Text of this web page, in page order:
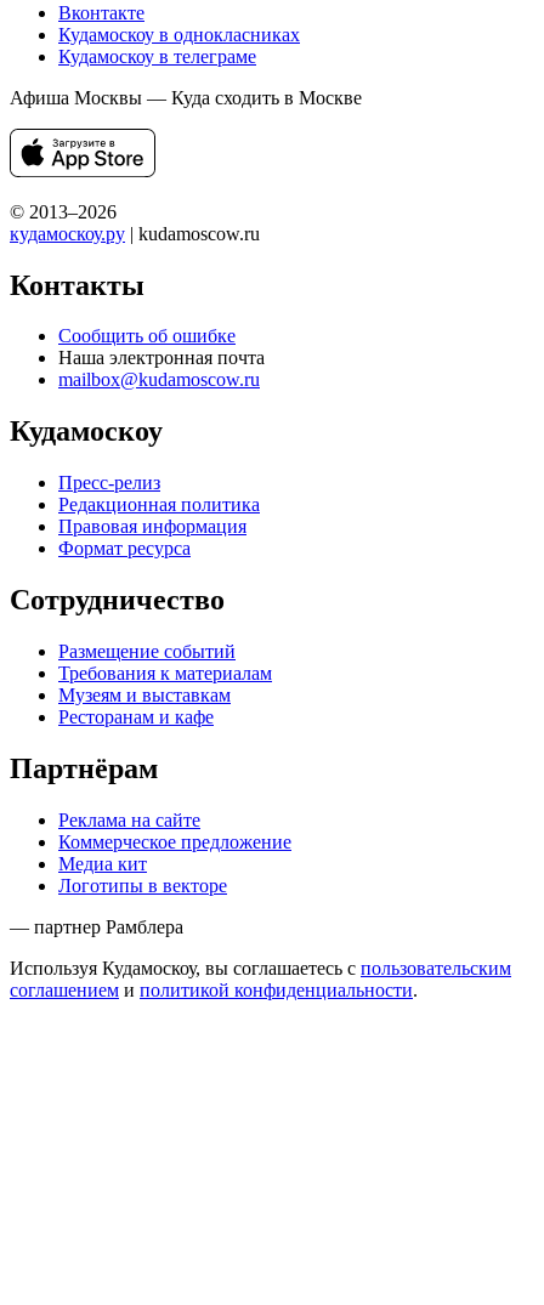
Вконтакте
Кудамоскоу в однокласниках
Кудамоскоу в телеграме
Афиша Москвы — Куда сходить в Москве
© 2013–2026
кудамоскоу.ру | kudamoscow.ru
Контакты
Сообщить об ошибке
Наша электронная почта
mailbox@kudamoscow.ru
Кудамоскоу
Пресс-релиз
Редакционная политика
Правовая информация
Формат ресурса
Сотрудничество
Размещение событий
Требования к материалам
Музеям и выставкам
Ресторанам и кафе
Партнёрам
Реклама на сайте
Коммерческое предложение
Медиа кит
Логотипы в векторе
— партнер Рамблера
Используя Кудамоскоу, вы соглашаетесь с пользовательским
соглашением и политикой конфиденциальности.